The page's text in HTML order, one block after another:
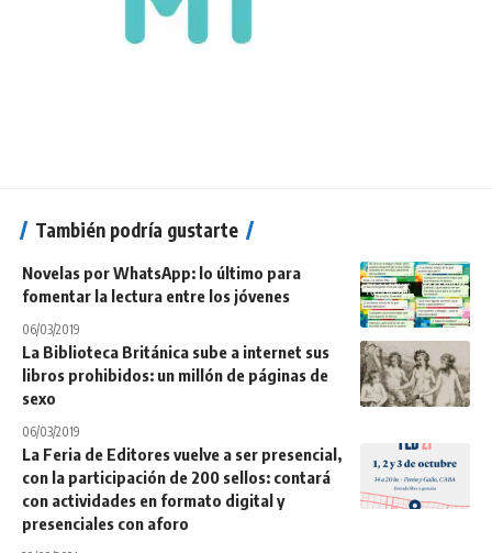
También podría gustarte
Novelas por WhatsApp: lo último para
fomentar la lectura entre los jóvenes
06/03/2019
La Biblioteca Británica sube a internet sus
libros prohibidos: un millón de páginas de
sexo
06/03/2019
La Feria de Editores vuelve a ser presencial,
con la participación de 200 sellos: contará
con actividades en formato digital y
presenciales con aforo